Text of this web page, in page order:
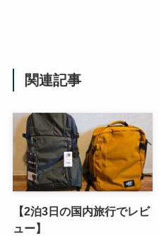
関連記事
【2泊3日の国内旅行でレビ
ュー】